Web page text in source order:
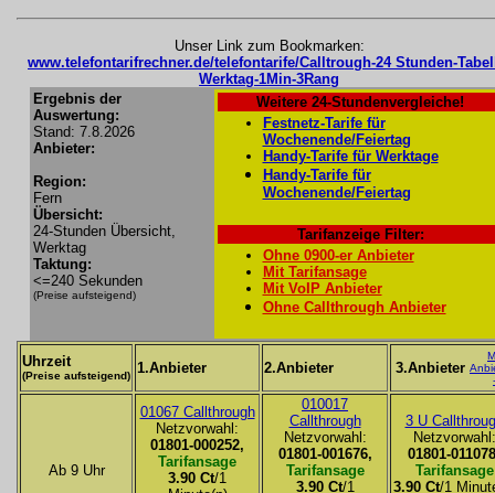
Unser Link zum Bookmarken:
www.telefontarifrechner.de/telefontarife/Calltrough-24 Stunden-
Werktag-1Min-3Rang
Ergebnis der
Auswertung:
Stand: 7.8.2026
Anbieter:
Region:
Fern
Übersicht:
24-Stunden Übersicht,
Werktag
Taktung:
<=240 Sekunden
(Preise aufsteigend)
Weitere 24-Stundenvergleiche!
Festnetz-Tarife für
Wochenende/Feiertag
Handy-Tarife für Werktage
Handy-Tarife für
Wochenende/Feiertag
Tarifanzeige Filter:
Ohne 0900-er Anbieter
Mit Tarifansage
Mit VoIP Anbieter
Ohne Callthrough Anbieter
Uhrzeit
(Preise aufsteigend) 1.Anbieter 2.Anbieter 3.Anbieter
Ab 9 Uhr
01067 Callthrough
Netzvorwahl:
01801-000252,
Tarifansage
3.90 Ct/1
010017
Callthrough
Netzvorwahl:
01801-001676,
Tarifansage
3.90 Ct/1
3 U
Netzvorwahl:
01801-
Tarifansage
3.90 Ct/1